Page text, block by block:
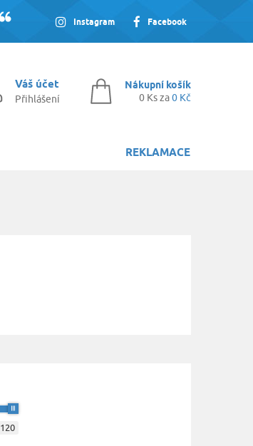
Instagram Facebook
Váš účet
Přihlášení
Nákupní košík
0 Ks za0 Kč
REKLAMACE
120